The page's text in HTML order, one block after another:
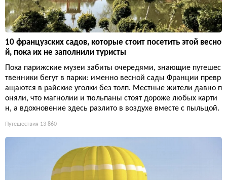
10 французских садов, которые стоит посетить этой весно
й, пока их не заполнили туристы
Пока парижские музеи забиты очередями, знающие путешес
твенники бегут в парки: именно весной сады Франции превр
ащаются в райские уголки без толп. Местные жители давно п
оняли, что магнолии и тюльпаны стоят дороже любых карти
н, а вдохновение здесь разлито в воздухе вместе с пыльцой.
Путешествия 13 860